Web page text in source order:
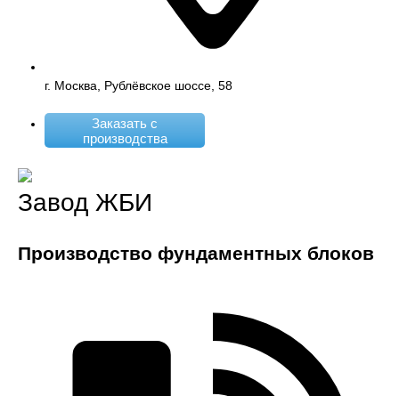
г. Москва, Рублёвское шоссе, 58
Заказать с
производства
Завод ЖБИ
Производство фундаментных блоков